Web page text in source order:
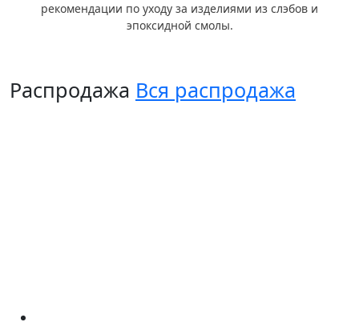
рекомендации по уходу за изделиями из слэбов и
эпоксидной смолы.
Распродажа Вся распродажа